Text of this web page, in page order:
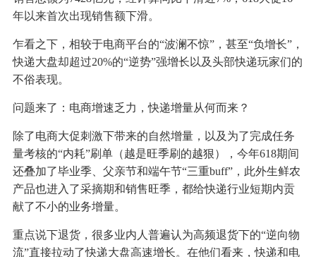
年以来首次出现销售额下滑。
乍看之下，相较于电商平台的“波澜不惊”，甚至“负增长”，
快递大盘却超过20%的“逆势”强增长以及头部快递玩家们的
不俗表现。
问题来了：电商增速乏力，快递增量从何而来？
除了电商大促刺激下带来的自然增量，以及为了完成任务
量考核的“内耗”刷单（越是旺季刷的越狠），今年618期间
还叠加了毕业季、父亲节和端午节“三重buff”，此外生鲜农
产品也进入了采摘期和销售旺季，都给快递行业短期内贡
献了不小的业务增量。
重点说下退货，很多业内人普遍认为高频退货下的“逆向物
流”直接拉动了快递大盘高速增长。在他们看来，快递和电